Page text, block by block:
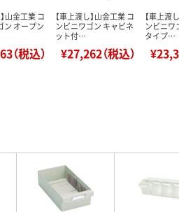
山金工業 コ
ン オープン
（税込）
【車上渡し】山金工業 コ
ンビニワゴン キャビネ
ット付…
¥27,262（税込）
【車上渡
ンビニワ
タイプ…